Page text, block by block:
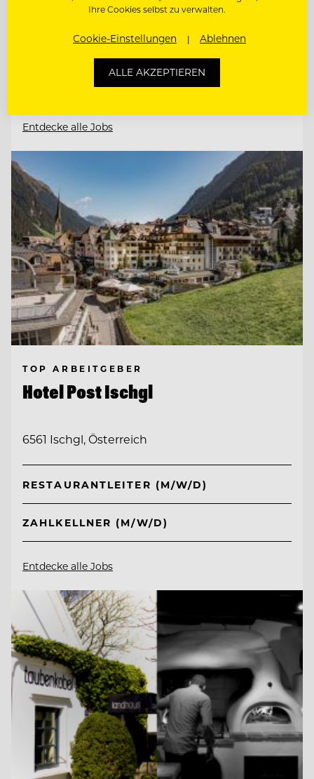
KÜCHENCHEF AMERICAN DINER (M/W/D)
Entdecke alle Jobs
TOP ARBEITGEBER
Hotel Post Ischgl
6561 Ischgl, Österreich
RESTAURANTLEITER (M/W/D)
ZAHLKELLNER (M/W/D)
Entdecke alle Jobs
Ihre Cookies selbst zu verwalten.
Cookie-Einstellungen Ablehnen
ALLE AKZEPTIEREN